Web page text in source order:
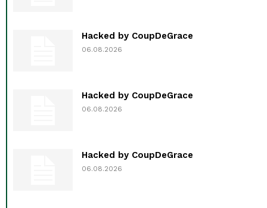
Hacked by CoupDeGrace
06.08.2026
Hacked by CoupDeGrace
06.08.2026
Hacked by CoupDeGrace
06.08.2026